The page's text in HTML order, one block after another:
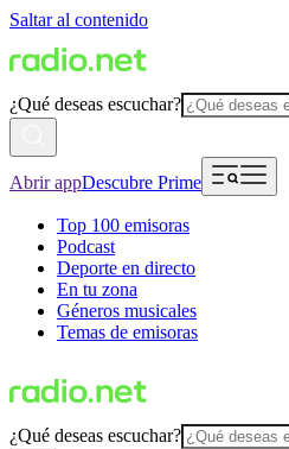
Saltar al contenido
¿Qué deseas escuchar?
Abrir appDescubre Prime
Top 100 emisoras
Podcast
Deporte en directo
En tu zona
Géneros musicales
Temas de emisoras
¿Qué deseas escuchar?